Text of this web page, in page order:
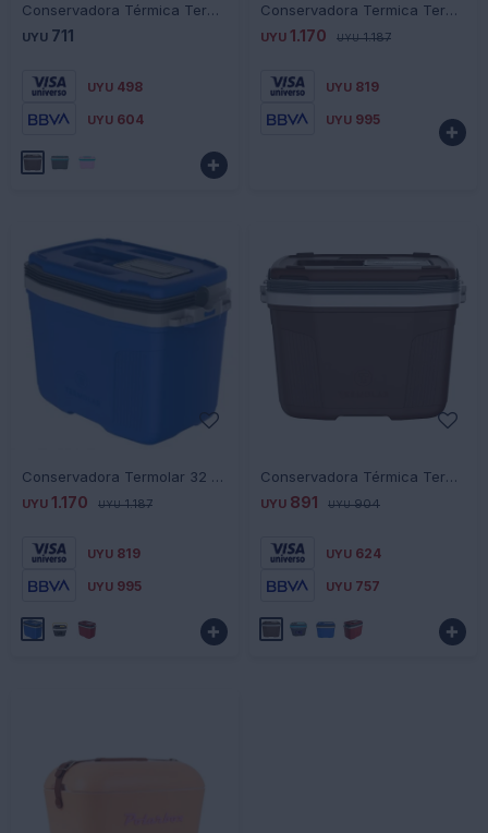
Conservadora Térmica Termolar 8 Litros - MARRON
UYU 711
UYU 498
UYU 604

Conservadora Termica Termolar 32L - MARRON
UYU 1.170 UYU 1.187
UYU 819
UYU 995

Conservadora Termolar 32 Litros - AZUL
UYU 1.170 UYU 1.187
UYU 819
UYU 995

Conservadora Térmica Termolar 20 Litros - MARRON
UYU 891 UYU 904
UYU 624
UYU 757
